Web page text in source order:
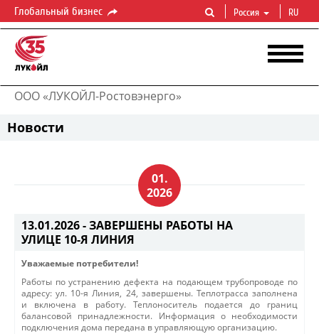
Глобальный бизнес Россия RU
ООО «ЛУКОЙЛ-Ростовэнерго»
Новости
01.
2026
13.01.2026 -ЗАВЕРШЕНЫ РАБОТЫ НА
УЛИЦЕ 10-Я ЛИНИЯ
Уважаемые потребители!
Работы по устранению дефекта на подающем трубопроводе по
адресу: ул. 10-я Линия, 24, завершены. Теплотрасса заполнена
и включена в работу. Теплоноситель подается до границ
балансовой принадлежности. Информация о необходимости
подключения дома передана в управляющую организацию.